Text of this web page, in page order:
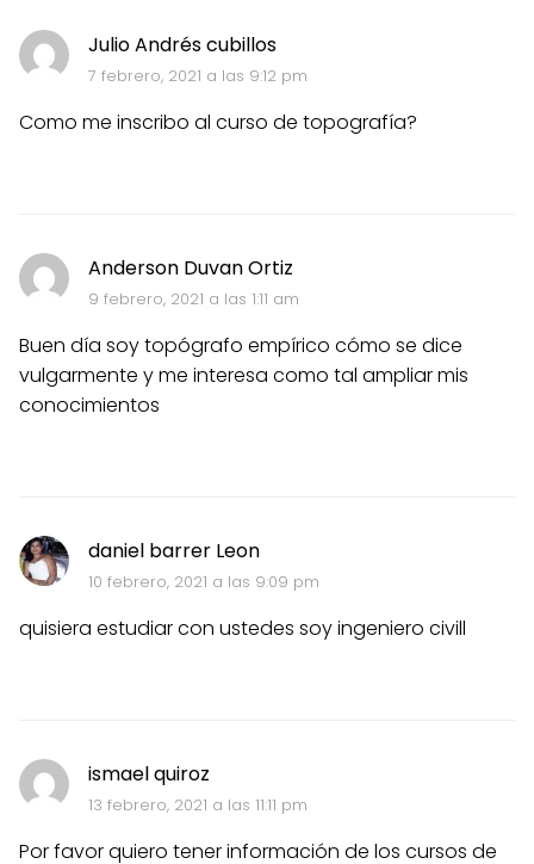
Julio Andrés cubillos
7 febrero, 2021 a las 9:12 pm
Como me inscribo al curso de topografía?
Anderson Duvan Ortiz
9 febrero, 2021 a las 1:11 am
Buen día soy topógrafo empírico cómo se dice
vulgarmente y me interesa como tal ampliar mis
conocimientos
daniel barrer Leon
10 febrero, 2021 a las 9:09 pm
quisiera estudiar con ustedes soy ingeniero civill
ismael quiroz
13 febrero, 2021 a las 11:11 pm
Por favor quiero tener información de los cursos de